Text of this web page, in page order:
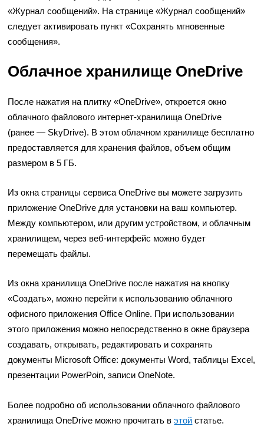
«Журнал сообщений». На странице «Журнал сообщений»
следует активировать пункт «Сохранять мгновенные
сообщения».
Облачное хранилище OneDrive
После нажатия на плитку «OneDrive», откроется окно
облачного файлового интернет-хранилища OneDrive
(ранее — SkyDrive). В этом облачном хранилище бесплатно
предоставляется для хранения файлов, объем общим
размером в 5 ГБ.
Из окна страницы сервиса OneDrive вы можете загрузить
приложение OneDrive для установки на ваш компьютер.
Между компьютером, или другим устройством, и облачным
хранилищем, через веб-интерфейс можно будет
перемещать файлы.
Из окна хранилища OneDrive после нажатия на кнопку
«Создать», можно перейти к использованию облачного
офисного приложения Office Online. При использовании
этого приложения можно непосредственно в окне браузера
создавать, открывать, редактировать и сохранять
документы Microsoft Office: документы Word, таблицы Excel,
презентации PowerPoin, записи OneNote.
Более подробно об использовании облачного файлового
хранилища OneDrive можно прочитать вэтой статье.